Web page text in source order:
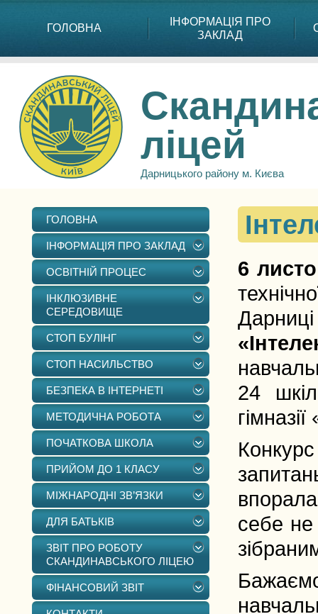
ГОЛОВНА
ІНФОРМАЦІЯ ПРО
ЗАКЛАД
ліцей
Дарницького району м. Києва
ГОЛОВНА
ІНФОРМАЦІЯ ПРО ЗАКЛАД
ОСВІТНІЙ ПРОЦЕС
ІНКЛЮЗИВНЕ
СЕРЕДОВИЩЕ
СТОП БУЛІНГ
СТОП НАСИЛЬСТВО
БЕЗПЕКА В ІНТЕРНЕТІ
МЕТОДИЧНА РОБОТА
ПОЧАТКОВА ШКОЛА
ПРИЙОМ ДО 1 КЛАСУ
МІЖНАРОДНІ ЗВ’ЯЗКИ
ДЛЯ БАТЬКІВ
ЗВІТ ПРО РОБОТУ
СКАНДИНАВСЬКОГО ЛІЦЕЮ
ФІНАНСОВИЙ ЗВІТ
6
24
гімназії
себе не